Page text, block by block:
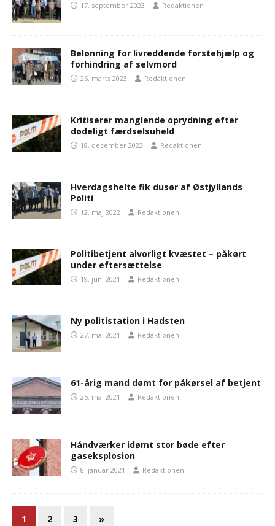
17. september 2023 Redaktionen
Belønning for livreddende førstehjælp og
forhindring af selvmord
26. marts 2023 Redaktionen
Kritiserer manglende oprydning efter
dødeligt færdselsuheld
18. december 2022 Redaktionen
Hverdagshelte fik dusør af Østjyllands
Politi
12. maj 2022 Redaktionen
Politibetjent alvorligt kvæstet – påkørt
under eftersættelse
19. juni 2021 Redaktionen
Ny politistation i Hadsten
27. maj 2021 Redaktionen
61-årig mand dømt for påkørsel af betjent
25. maj 2021 Redaktionen
Håndværker idømt stor bøde efter
gaseksplosion
8. januar 2021 Redaktionen
1 2 3 »